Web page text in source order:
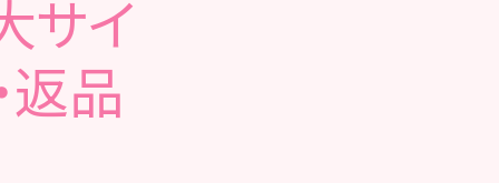
サイ
品